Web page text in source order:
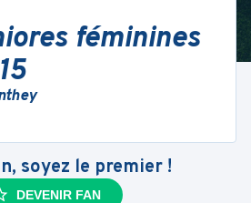
féminines
soyez le premier !
DEVENIR FAN